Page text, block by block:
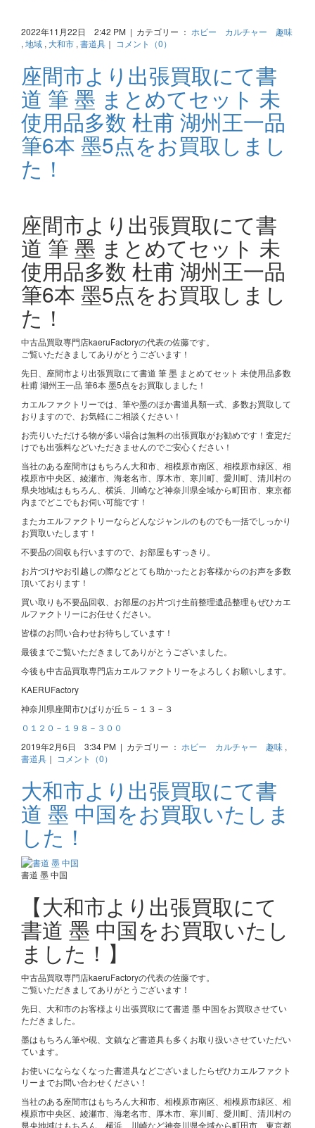
2022年11月22日 2:42 PM | カテゴリー ： ホビー カルチャー 趣味
, 地域 , 大和市 , 書道具 ｜ コメント（0）
座間市より出張買取にて書
道 筆 墨 まとめてセット 未
使用品多数 杜甫 湖州王一品
筆6本 墨5点をお買取しまし
た！
座間市より出張買取にて書
道 筆 墨 まとめてセット 未
使用品多数 杜甫 湖州王一品
筆6本 墨5点をお買取しまし
た！
中古品買取専門店kaeruFactoryの代表の佐藤です。
ご覧いただきましてありがとうございます！
先日、座間市より出張買取にて書道 筆 墨 まとめてセット 未使用品多数
杜甫 湖州王一品 筆6本 墨5点をお買取しました！
カエルファクトリーでは、筆や墨のほか書道具類一式、多数お買取して
おりますので、お気軽にご相談ください！
お売りいただける物が多い場合は無料の出張買取がお勧めです！査定だ
けでも出張料などいただきませんのでご安心ください！
当社のある座間市はもちろん大和市、相模原市南区、相模原市緑区、相
模原市中央区、綾瀬市、海老名市、厚木市、寒川町、愛川町、清川村の
県央地域はもちろん、横浜、川崎など神奈川県全域から町田市、東京都
内までどこでもお伺い可能です！
またカエルファクトリーならどんなジャンルのものでも一括でしっかり
お買取いたします！
不要品の回収も行いますので、お部屋もすっきり。
お片づけやお引越しの際などとても助かったとお客様からのお声を多数
頂いております！
買い取りも不要品回収、お部屋のお片づけ生前整理遺品整理もぜひカエ
ルファクトリーにお任せください。
皆様のお問い合わせお待ちしています！
最後までご覧いただきましてありがとうございました。
今後も中古品買取専門店カエルファクトリーをよろしくお願いします。
KAERUFactory
神奈川県座間市ひばりが丘５－１３－３
０１２０－１９８－３００
2019年2月6日 3:34 PM | カテゴリー ： ホビー カルチャー 趣味 ,
書道具 ｜ コメント（0）
大和市より出張買取にて書
道 墨 中国をお買取いたしま
した！
書道 墨 中国
【大和市より出張買取にて
書道 墨 中国をお買取いたし
ました！】
中古品買取専門店kaeruFactoryの代表の佐藤です。
ご覧いただきましてありがとうございます！
先日、大和市のお客様より出張買取にて書道 墨 中国をお買取させてい
ただきました。
墨はもちろん筆や硯、文鎮など書道具も多くお取り扱いさせていただい
ています。
お使いにならなくなった書道具などございましたらぜひカエルファクト
リーまでお問い合わせください！
当社のある座間市はもちろん大和市、相模原市南区、相模原市緑区、相
模原市中央区、綾瀬市、海老名市、厚木市、寒川町、愛川町、清川村の
県央地域はもちろん、横浜、川崎など神奈川県全域から町田市、東京都